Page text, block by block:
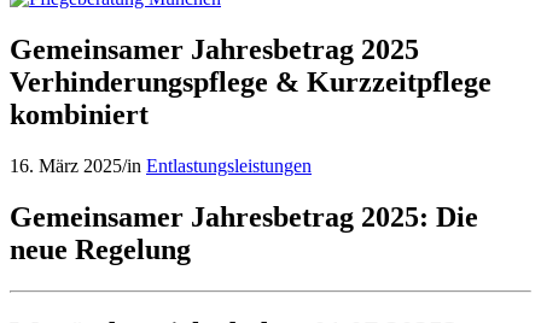
Gemeinsamer Jahresbetrag 2025
Verhinderungspflege & Kurzzeitpflege
kombiniert
16. März 2025/in Entlastungsleistungen
Gemeinsamer Jahresbetrag 2025: Die
neue Regelung